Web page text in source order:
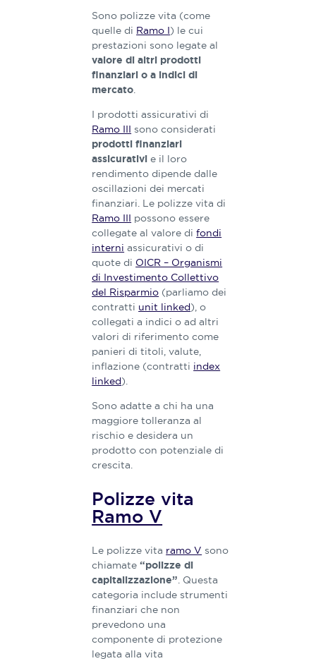
Sono polizze vita (come
quelle di Ramo I) le cui
prestazioni sono legate al
valore di altri prodotti
finanziari o a indici di
mercato.
I prodotti assicurativi di
Ramo III sono considerati
prodotti finanziari
assicurativi e il loro
rendimento dipende dalle
oscillazioni dei mercati
finanziari. Le polizze vita di
Ramo III possono essere
collegate al valore difondi
interni assicurativi o di
quote di OICR – Organismi
di Investimento Collettivo
del Risparmio (parliamo dei
contratti unit linked), o
collegati a indici o ad altri
valori di riferimento come
panieri di titoli, valute,
inflazione (contratti index
linked).
Sono adatte a chi ha una
maggiore tolleranza al
rischio e desidera un
prodotto con potenziale di
crescita.
Polizze vita
Ramo V
Le polizze vita ramo V sono
chiamate“polizze di
capitalizzazione”. Questa
categoria include strumenti
finanziari che non
prevedono una
componente di protezione
legata alla vita